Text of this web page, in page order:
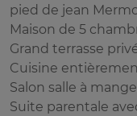
pied de jean
Maison de 5
Grand terrasse
Cuisine
Salon salle à
Suite parentale